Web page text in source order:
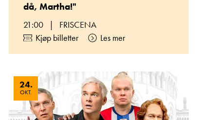
då, Martha!"
21:00 |
FRISCENA
Kjøp billetter
Les mer
24.
OKT.